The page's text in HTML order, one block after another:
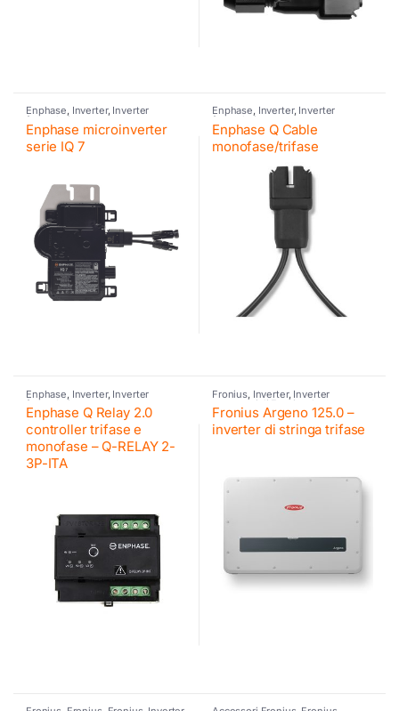
Enphase, Inverter, Inverter
fotovoltaico
Enphase microinverter
serie IQ 7
Enphase, Inverter, Inverter
fotovoltaico
Enphase Q Cable
monofase/trifase
Enphase Inverter, Inverter
fotovoltaico
Enphase Q Relay 2.0
controller trifase e
monofase – Q-RELAY 2-
3P-ITA
Fronius Inverter, Inverter
commerciali Fronius
fotovoltaico
Fronius Argeno 125.0 –
inverter di stringa trifase